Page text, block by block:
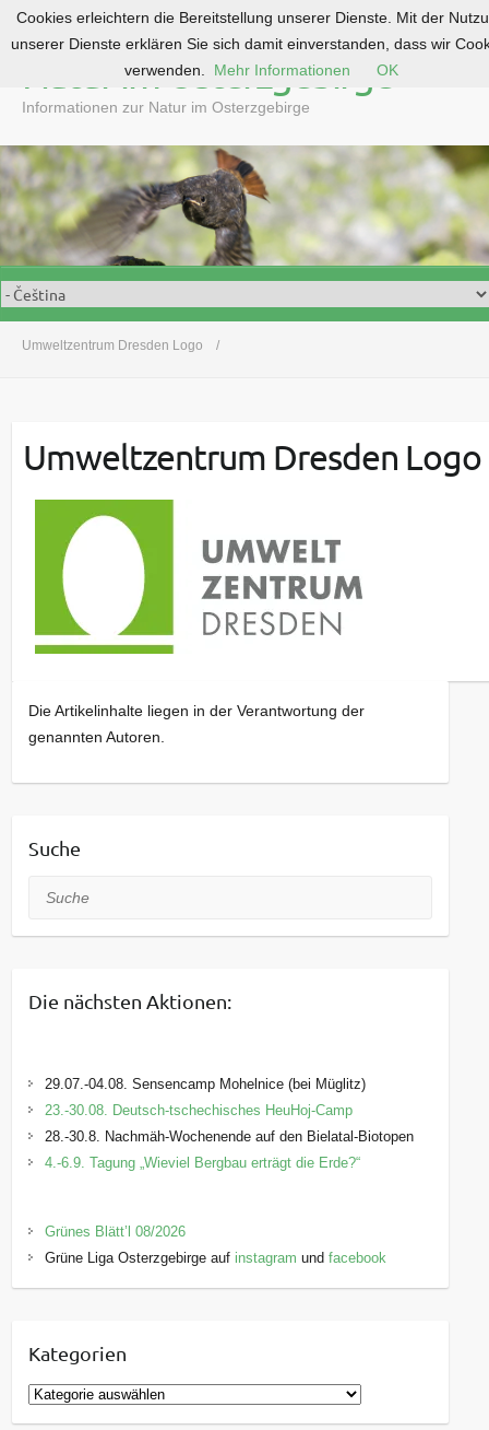
o
c
o
n
t
e
n
Natur im Osterzgebirge
Informationen zur Natur im Osterzgebirge
Umweltzentrum Dresden Logo
Umweltzentrum Dresden Logo
Die Artikelinhalte liegen in der Verantwortung der
genannten Autoren.
Suche
Suche
Die nächsten Aktionen:
29.07.-04.08. Sensencamp Mohelnice (bei Müglitz)
23.-30.08. Deutsch-tschechisches HeuHoj-Camp
28.-30.8. Nachmäh-Wochenende auf den Bielatal-Biotopen
4.-6.9. Tagung „Wieviel Bergbau erträgt die Erde?“
Grünes Blätt’l 08/2026
Grüne Liga Osterzgebirge auf instagram undfacebook
Kategorien
K
a
Cookies erleichtern die Bereitstellung unserer Dienste. Mit der
unserer Dienste erklären Sie sich damit einverstanden, dass wir
verwenden.
Mehr Informationen OK